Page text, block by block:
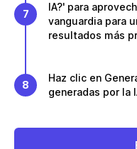
7
IA?' para
vanguardia para
resultados más
8
Haz clic en
generadas por la